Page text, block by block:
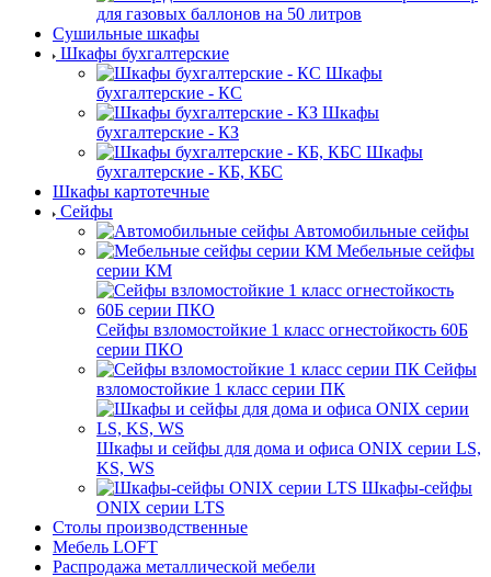
для газовых баллонов на 50 литров
Сушильные шкафы
Шкафы бухгалтерские
Шкафы
бухгалтерские - КС
Шкафы
бухгалтерские - КЗ
Шкафы
бухгалтерские - КБ, КБС
Шкафы картотечные
Сейфы
Автомобильные сейфы
Мебельные сейфы
серии КМ
Сейфы взломостойкие 1 класс огнестойкость 60Б
серии ПКО
Сейфы
взломостойкие 1 класс серии ПК
Шкафы и сейфы для дома и офиса ONIX серии LS,
KS, WS
Шкафы-сейфы
ONIX серии LTS
Столы производственные
Мебель LOFT
Распродажа металлической мебели